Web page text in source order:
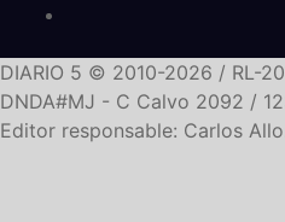
DIARIO 5 © 2010-2026 / RL-
DNDA#MJ - C Calvo 2092 /
Editor responsable: Carlos